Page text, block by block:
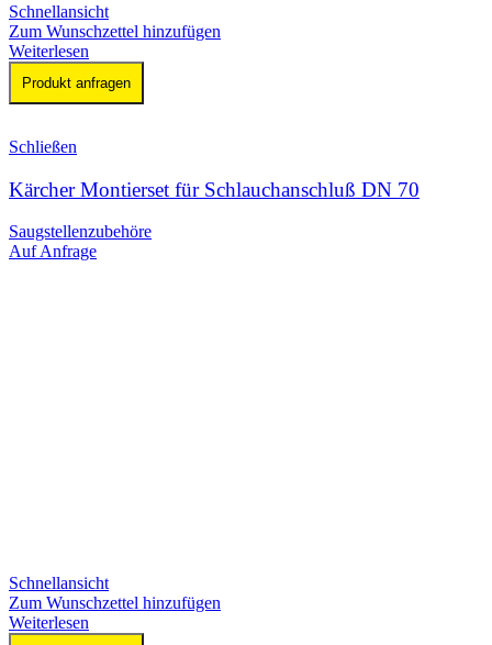
Schnellansicht
Zum Wunschzettel hinzufügen
Weiterlesen
Produkt anfragen
Schließen
Kärcher Montierset für Schlauchanschluß DN 70
Saugstellenzubehöre
Auf Anfrage
Schnellansicht
Zum Wunschzettel hinzufügen
Weiterlesen